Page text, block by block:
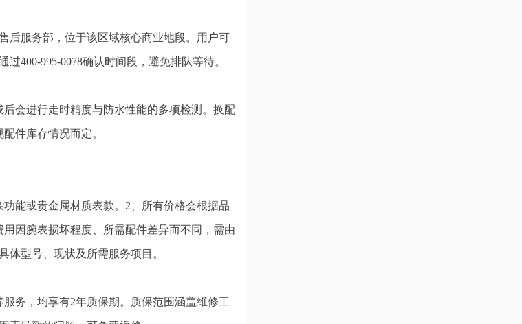
后服务部，位于该区域核心商业地段。用户可
400-995-0078确认时间段，避免排队等待。
会进行走时精度与防水性能的多项检测。换配
件库存情况而定。
能或贵金属材质表款。2、所有价格会根据品
因腕表损坏程度、所需配件差异而不同，需由
体型号、现状及所需服务项目。
务，均享有2年质保期。质保范围涵盖维修工